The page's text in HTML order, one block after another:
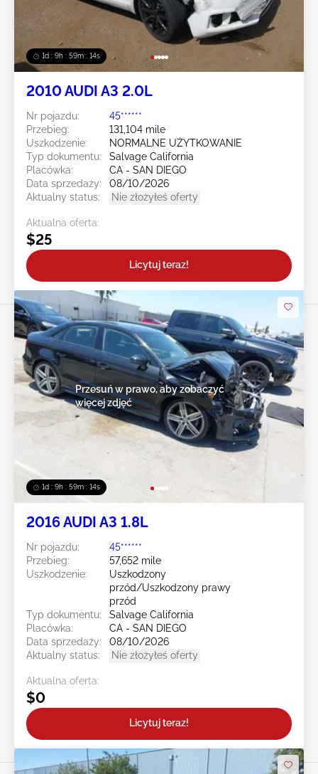
1d : 9h : 59m : 11s
2010 AUDI A3 2.0L
Nr pojazdu:
45******
Przebieg:
131,104 mile
Uszkodzenie:
NORMALNE UŻYTKOWANIE
Typ dokumentu:
Salvage California
Placówka:
CA - SAN DIEGO
Data sprzedaży:
08/10/2026
Aktualny status:
Nie złożyłeś oferty
Aktualna oferta:
$25
Licytuj teraz!
1d : 9h : 59m : 11s
Przesuń w prawo, aby zobaczyć
więcej zdjęć
2016 AUDI A3 1.8L
Nr pojazdu:
45******
Przebieg:
57,652 mile
Uszkodzenie:
Uszkodzony
przód/Uszkodzony prawy
przód
Typ dokumentu:
Salvage California
Placówka:
CA - SAN DIEGO
Data sprzedaży:
08/10/2026
Aktualny status:
Nie złożyłeś oferty
Aktualna oferta:
$0
Licytuj teraz!